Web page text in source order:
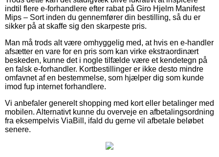
indtil flere e-forhandlere efter rabat på Giro Hjelm Manifest
Mips – Sort inden du gennemfører din bestilling, så du er
sikker på at skaffe sig den skarpeste pris.
Man må trods alt være omhyggelig med, at hvis en e-handler
afsætter en vare for en pris som kan virke ekstraordinært
beskeden, kunne det i nogle tilfælde være et kendetegn på
en falsk e-forhandler. Kortbestillinger er ikke desto mindre
omfavnet af en bestemmelse, som hjælper dig som kunde
imod fup internet forhandlere.
Vi anbefaler generelt shopping med kort eller betalinger med
mobilen. Alternativt kunne du overveje en afbetalingsordning
fra eksempelvis ViaBill, ifald du gerne vil afbetale beløbet
senere.